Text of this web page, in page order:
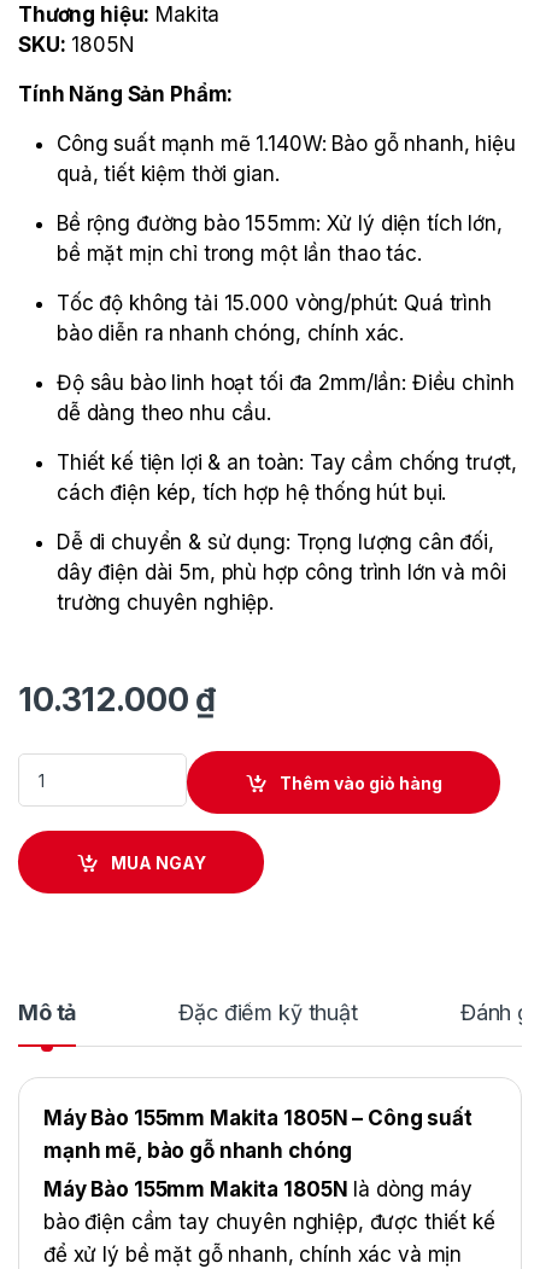
Thương hiệu: Makita
SKU: 1805N
Tính Năng Sản Phẩm:
Công suất mạnh mẽ 1.140W: Bào gỗ nhanh, hiệu
quả, tiết kiệm thời gian.
Bề rộng đường bào 155mm: Xử lý diện tích lớn,
bề mặt mịn chỉ trong một lần thao tác.
Tốc độ không tải 15.000 vòng/phút: Quá trình
bào diễn ra nhanh chóng, chính xác.
Độ sâu bào linh hoạt tối đa 2mm/lần: Điều chỉnh
dễ dàng theo nhu cầu.
Thiết kế tiện lợi & an toàn: Tay cầm chống trượt,
cách điện kép, tích hợp hệ thống hút bụi.
Dễ di chuyển & sử dụng: Trọng lượng cân đối,
dây điện dài 5m, phù hợp công trình lớn và môi
trường chuyên nghiệp.
10.312.000 ₫
Máy Bào 155mm Makita 1805N quantity
Thêm vào giỏ hàng
MUA NGAY
Mô tả Đặc điểm kỹ thuật Đánh
Máy Bào 155mm Makita 1805N – Công suất
mạnh mẽ, bào gỗ nhanh chóng
Máy Bào 155mm Makita 1805N
là dòng máy
bào điện cầm tay chuyên nghiệp, được thiết kế
để xử lý bề mặt gỗ nhanh, chính xác và mịn